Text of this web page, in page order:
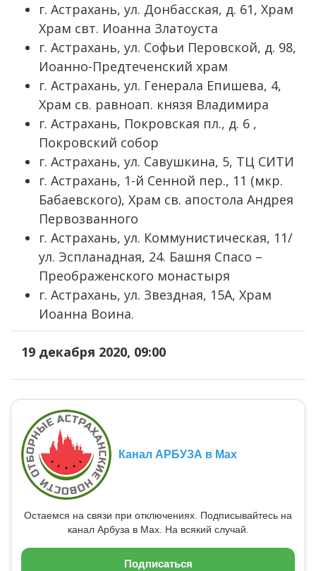
г. Астрахань, ул. Донбасская, д. 61, Храм
Храм свт. Иоанна Златоуста
г. Астрахань, ул. Софьи Перовской, д. 98,
Иоанно-Предтеченский храм
г. Астрахань, ул. Генерала Епишева, 4,
Храм св. равноап. князя Владимира
г. Астрахань, Покровская пл., д. 6 ,
Покровский собор
г. Астрахань, ул. Савушкина, 5, ТЦ СИТИ
г. Астрахань, 1-й Сенной пер., 11 (мкр.
Бабаевского), Храм св. апостола Андрея
Первозванного
г. Астрахань, ул. Коммунистическая, 11/
ул. Эспланадная, 24. Башня Спасо –
Преображенского монастыря
г. Астрахань, ул. Звездная, 15А, Храм
Иоанна Воина.
19 декабря 2020, 09:00
Канал АРБУЗА в Max
Остаемся на связи при отключениях. Подписывайтесь на
канал Арбуза в Max. На всякий случай.
Подписаться